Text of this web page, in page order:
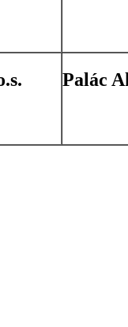
Palác